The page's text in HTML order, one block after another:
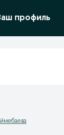
профиль